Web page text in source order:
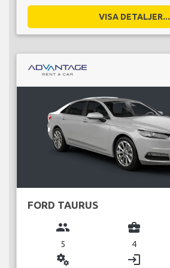
VISA DETALJER...
FORD TAURUS
group
5
business_center
4
miscellaneous_services login